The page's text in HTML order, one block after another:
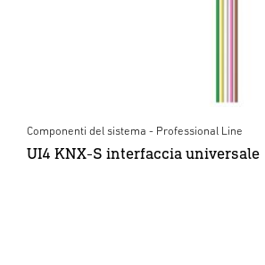
Componenti del sistema - Professional Line
UI4 KNX-S interfaccia universale